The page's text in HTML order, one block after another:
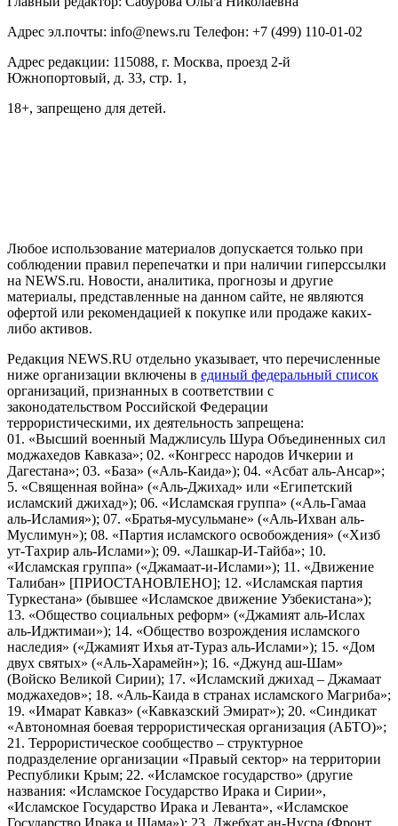
Адрес эл.почты: info@news.ru Телефон: +7 (499) 110-01-02
Адрес редакции: 115088, г. Москва, проезд 2-й
Южнопортовый, д. 33, стр. 1,
18+, запрещено для детей.
Любое использование материалов допускается только при
соблюдении правил перепечатки и при наличии гиперссылки
на NEWS.ru. Новости, аналитика, прогнозы и другие
материалы, представленные на данном сайте, не являются
офертой или рекомендацией к покупке или продаже каких-
либо активов.
Редакция NEWS.RU отдельно указывает, что перечисленные
ниже организации включены в единый федеральный список
организаций, признанных в соответствии с
законодательством Российской Федерации
террористическими, их деятельность запрещена:
01. «Высший военный Маджлисуль Шура Объединенных сил
моджахедов Кавказа»; 02. «Конгресс народов Ичкерии и
Дагестана»; 03. «База» («Аль-Каида»); 04. «Асбат аль-Ансар»;
5. «Священная война» («Аль-Джихад» или «Египетский
исламский джихад»); 06. «Исламская группа» («Аль-Гамаа
аль-Исламия»); 07. «Братья-мусульмане» («Аль-Ихван аль-
Муслимун»); 08. «Партия исламского освобождения» («Хизб
ут-Тахрир аль-Ислами»); 09. «Лашкар-И-Тайба»; 10.
«Исламская группа» («Джамаат-и-Ислами»); 11. «Движение
Талибан» [ПРИОСТАНОВЛЕНО]; 12. «Исламская партия
Туркестана» (бывшее «Исламское движение Узбекистана»);
13. «Общество социальных реформ» («Джамият аль-Ислах
аль-Иджтимаи»); 14. «Общество возрождения исламского
наследия» («Джамият Ихья ат-Тураз аль-Ислами»); 15. «Дом
двух святых» («Аль-Харамейн»); 16. «Джунд аш-Шам»
(Войско Великой Сирии); 17. «Исламский джихад – Джамаат
моджахедов»; 18. «Аль-Каида в странах исламского Магриба»;
19. «Имарат Кавказ» («Кавказский Эмират»); 20. «Синдикат
«Автономная боевая террористическая организация (АБТО)»;
21. Террористическое сообщество – структурное
подразделение организации «Правый сектор» на территории
Республики Крым; 22. «Исламское государство» (другие
названия: «Исламское Государство Ирака и Сирии»,
«Исламское Государство Ирака и Леванта», «Исламское
Государство Ирака и Шама»); 23. Джебхат ан-Нусра (Фронт